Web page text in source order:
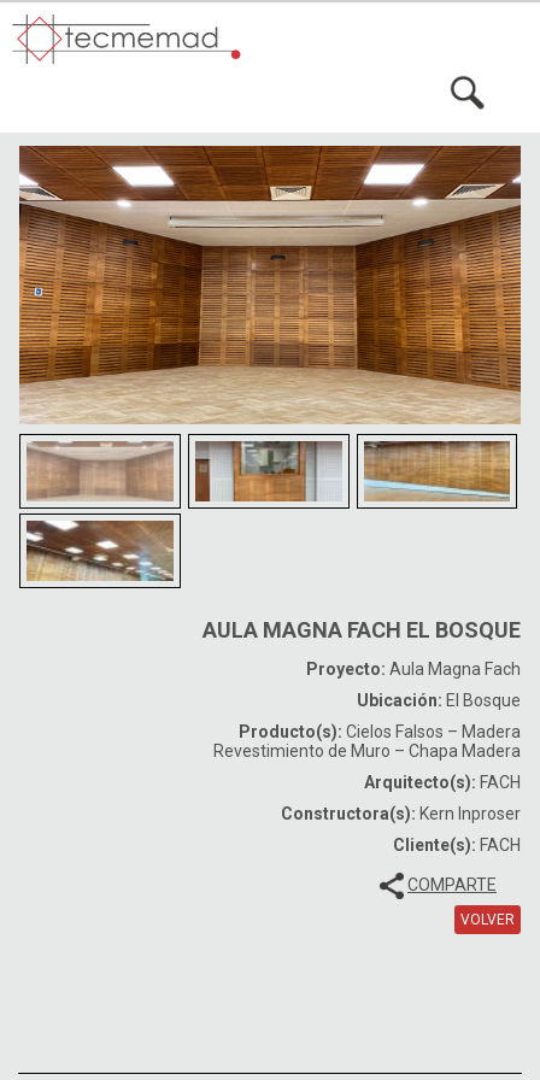
AULA MAGNA FACH EL BOSQUE
Proyecto: Aula Magna Fach
Ubicación: El Bosque
Producto(s): Cielos Falsos – Madera
Revestimiento de Muro – Chapa Madera
Arquitecto(s): FACH
Constructora(s): Kern Inproser
Cliente(s): FACH
COMPARTE
VOLVER